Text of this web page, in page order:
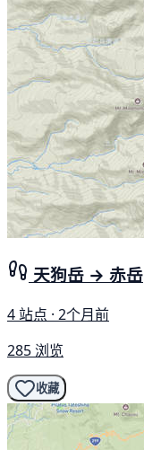
天狗岳 → 赤岳
4 站点 · 2个月前
285 浏览
收藏